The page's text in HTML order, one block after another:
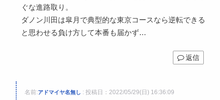
ぐな進路取り。
ダノン川田は皐月で典型的な東京コースなら逆転できる
と思わせる負け方して本番も届かず…
返信
名前:アドマイヤ名無し : 投稿日：2022/05/29(日) 16:36:09